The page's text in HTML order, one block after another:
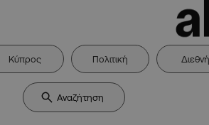
Κύπρος Πολιτική Διεθνή